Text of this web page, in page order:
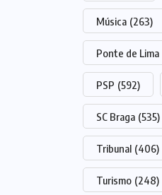
Música (263)
Ponte de Lima
PSP (592)
SC Braga (535)
Tribunal (406)
Turismo (248)